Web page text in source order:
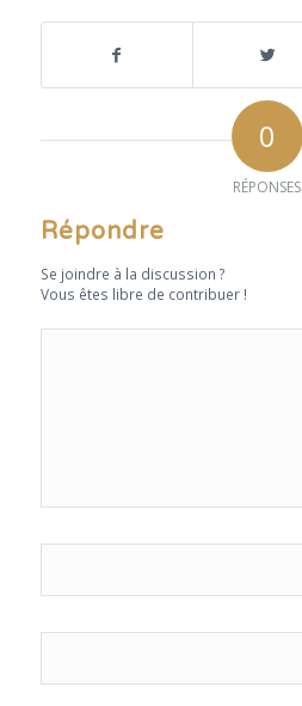
0
RÉPONSES
Répondre
Se joindre à la discussion ?
Vous êtes libre de contribuer !